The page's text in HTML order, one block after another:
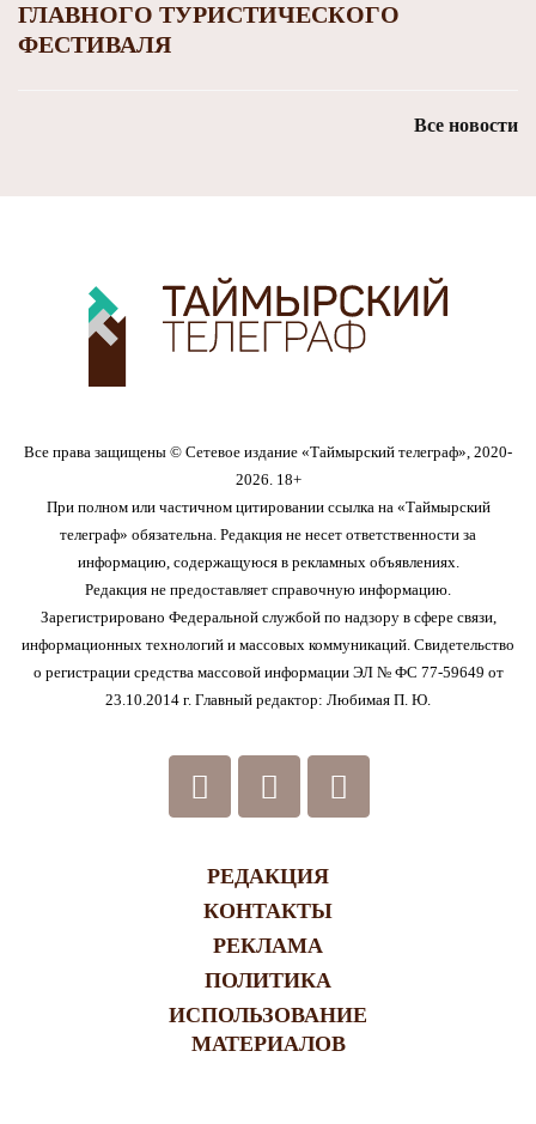
ГЛАВНОГО ТУРИСТИЧЕСКОГО
ФЕСТИВАЛЯ
Все новости
Все права защищены © Сетевое издание «Таймырский телеграф», 2020-
2026. 18+
При полном или частичном цитировании ссылка на «Таймырский
телеграф» обязательна. Редакция не несет ответственности за
информацию, содержащуюся в рекламных объявлениях.
Редакция не предоставляет справочную информацию.
Зарегистрировано Федеральной службой по надзору в сфере связи,
информационных технологий и массовых коммуникаций. Свидетельство
о регистрации средства массовой информации ЭЛ № ФС 77-59649 от
23.10.2014 г. Главный редактор: Любимая П. Ю.
РЕДАКЦИЯ
КОНТАКТЫ
РЕКЛАМА
ПОЛИТИКА
ИСПОЛЬЗОВАНИЕ
МАТЕРИАЛОВ